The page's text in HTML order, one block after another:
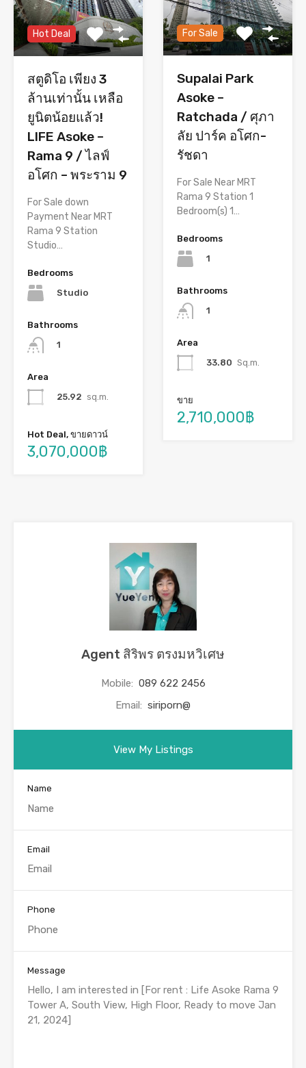
Hot Deal
สตูดิโอ เพียง 3
ล้านเท่านั้น เหลือ
ยูนิตน้อยแล้ว!
LIFE Asoke –
Rama 9 / ไลฟ์
อโศก – พระราม 9
For Sale down
Payment Near MRT
Rama 9 Station
Studio…
Bedrooms
Studio
Bathrooms
1
Area
25.92 sq.m.
Hot Deal, ขายดาวน์
3,070,000฿
For Sale
Supalai Park
Asoke –
Ratchada / ศุภา
ลัย ปาร์ค อโศก-
รัชดา
For Sale Near MRT
Rama 9 Station 1
Bedroom(s) 1…
Bedrooms
1
Bathrooms
1
Area
33.80 Sq.m.
ขาย
2,710,000฿
Agent สิริพร ตรงมหวิเศษ
Mobile: 089 622 2456
Email: siriporn@
View My Listings
Name
Email
Phone
Message